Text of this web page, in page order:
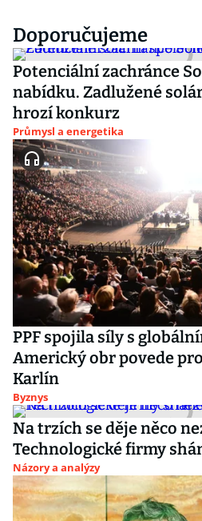
Doporučujeme
Potenciální zachránce
nabídku. Zadlužené
hrozí konkurz
Průmysl a energetika
PPF spojila síly s
Americký obr povede
Karlín
Byznys
Na trzích se děje něco
Technologické firmy
Názory a analýzy